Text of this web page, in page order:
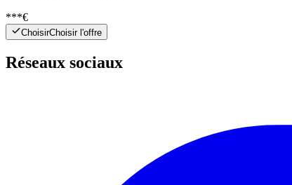
***€
ChoisirChoisir l'offre
Réseaux sociaux